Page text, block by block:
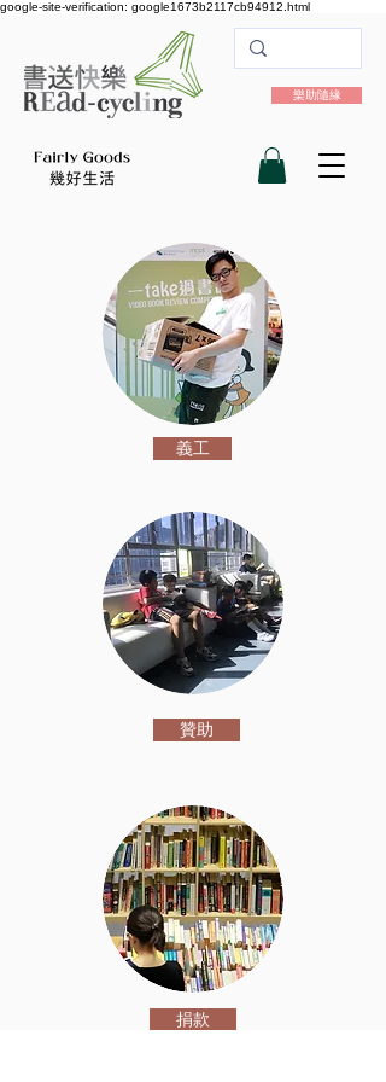
google-site-verification: google1673b2117cb94912.html
樂助隨緣
義工
贊助
捐款